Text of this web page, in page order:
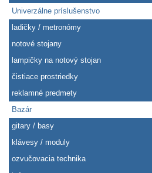
Univerzálne príslušenstvo
ladičky / metronómy
notové stojany
lampičky na notový stojan
čistiace prostriedky
reklamné predmety
Bazár
gitary / basy
klávesy / moduly
ozvučovacia technika